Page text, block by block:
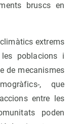
bruscs en
extrems
poblacions i
de mecanismes
, que
entre les
poden